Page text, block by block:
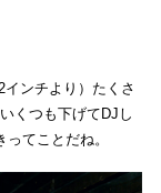
ンチより）たくさ
くつも下げてDJし
てことだね。